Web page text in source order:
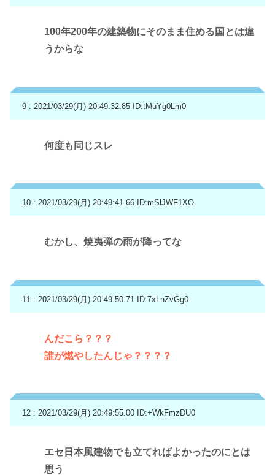
100年200年の建築物にそのまま住める国とは違
うからな
9 : 2021/03/29(月) 20:49:32.85 ID:tMuYg0Lm0
何度も同じスレ
10 : 2021/03/29(月) 20:49:41.66 ID:mSlJWF1XO
むかし、焼夷弾の雨が降ってな
11 : 2021/03/29(月) 20:49:50.71 ID:7xLnZvGg0
んだこら？？？
誰が燃やしたんじゃ？？？？
12 : 2021/03/29(月) 20:49:55.00 ID:+WkFmzDU0
エセ日本風建物でも立てればよかったのにとは
思う